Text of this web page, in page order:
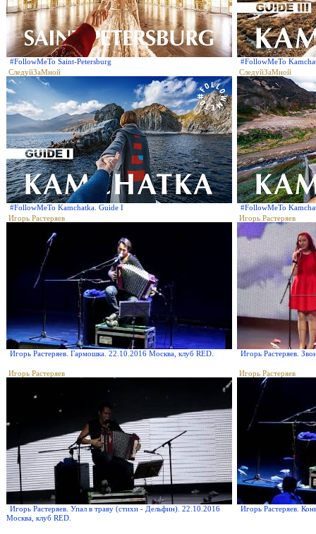
#FollowMeTo Saint-Petersburg
#FollowMeTo
СледуйЗаМной
#FollowMeTo Kamchatka. Guide I
СледуйЗаМной
#FollowMeTo
Игорь Растеряев
Игорь Растеряев. Гармошка. 22.10.2016 Москва, клуб RED.
Игорь Растеряев
Игорь Растеряев.
Игорь Растеряев
Игорь Растеряев. Упал в траву (стихи - Дельфин). 22.10.2016
Москва, клуб RED.
Игорь Растеряев
Игорь Растеряев.